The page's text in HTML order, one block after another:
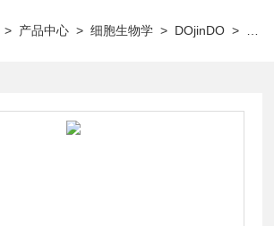
> 产品中心 >细胞生物学 > DOjinDO > 同仁化学 K001 2K(EDTA・2K)试剂